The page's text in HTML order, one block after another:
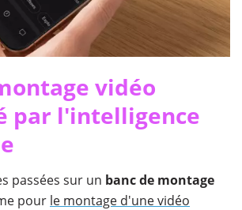
vidéo
par l'intelligence
passées sur un banc de montage
pour le montage d'une vidéo